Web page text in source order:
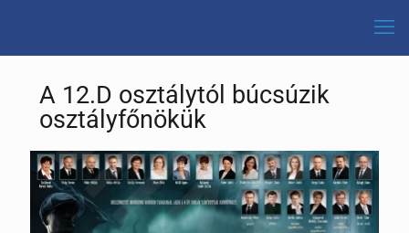
A 12.D osztálytól búcsúzik
osztályfőnökük